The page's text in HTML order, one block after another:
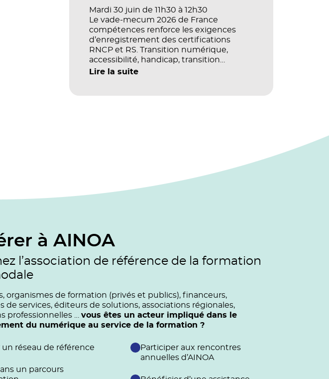
Mardi 30 juin de 11h30 à 12h30
Le vade-mecum 2026 de France
compétences renforce les exigences
d’enregistrement des certifications
RNCP et RS. Transition numérique,
accessibilité, handicap, transition
écologique : quels impacts concrets pour
Lire la suite
à AINOA
l’association de référence de la formation
organismes de formation (privés et publics), financeurs,
de services, éditeurs de solutions, associations régionales,
professionnelles … vous êtes un acteur impliqué dans le
du numérique au service de la formation ?
un réseau de référence
un parcours
Participer aux rencontres
annuelles d’AINOA